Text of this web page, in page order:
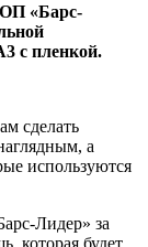
«Барс-
с пленкой.
сделать
а
используются
Лидер» за
которая будет